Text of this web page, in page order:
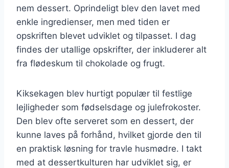
nem dessert. Oprindeligt blev den lavet med
enkle ingredienser, men med tiden er
opskriften blevet udviklet og tilpasset. I dag
findes der utallige opskrifter, der inkluderer alt
fra flødeskum til chokolade og frugt.
Kiksekagen blev hurtigt populær til festlige
lejligheder som fødselsdage og julefrokoster.
Den blev ofte serveret som en dessert, der
kunne laves på forhånd, hvilket gjorde den til
en praktisk løsning for travle husmødre. I takt
med at dessertkulturen har udviklet sig, er